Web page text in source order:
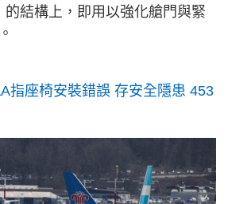
的結構上，即用以強化艙門與緊
指座椅安裝錯誤 存安全隱患 453